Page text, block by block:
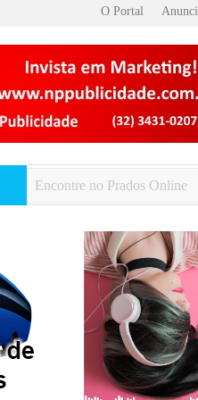
O Portal